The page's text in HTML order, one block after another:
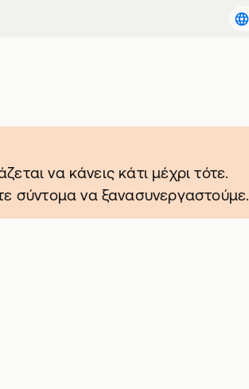
να κάνεις κάτι μέχρι τότε.
σύντομα να ξανασυνεργαστούμε.